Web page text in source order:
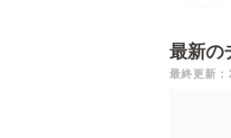
最新の
最終更新